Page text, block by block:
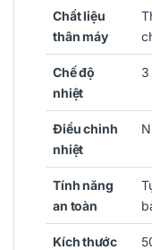
Chất liệu
thân máy
Chế độ
nhiệt
3
Điều chỉnh
nhiệt
Tính năng
an toàn
Kích thước